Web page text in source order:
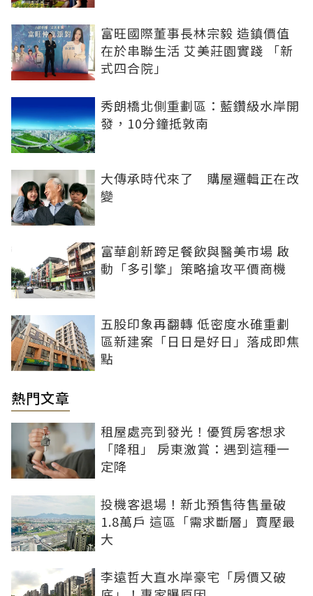
富旺國際董事長林宗毅 造鎮價值
在於串聯生活 艾美莊園實踐 「新
式四合院」
秀朗橋北側重劃區：藍鑽級水岸開
發，10分鐘抵敦南
大傳承時代來了 購屋邏輯正在改
變
富華創新跨足餐飲與醫美市場 啟
動「多引擎」策略搶攻平價商機
五股印象再翻轉 低密度水碓重劃
區新建案「日日是好日」落成即焦
點
熱門文章
租屋處亮到發光！優質房客想求
「降租」 房東激賞：遇到這種一
定降
投機客退場！新北預售待售量破
1.8萬戶 這區「需求斷層」賣壓最
大
李遠哲大直水岸豪宅「房價又破